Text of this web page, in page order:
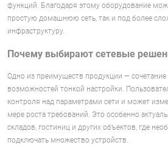
функций. Благодаря этому оборудование
простую домашнюю сеть, так и под более
инфраструктуру.
Почему выбирают сетевые
Одно из преимуществ продукции —
возможностей тонкой настройки.
контроля над параметрами сети и может
мере роста требований. Это особенно
складов, гостиниц и других объектов, где
подключать множество устройств.